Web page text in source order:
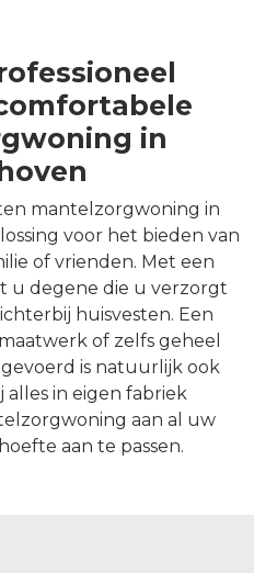
in
mantelzorgwoning in
voor het bieden van
of vrienden. Met een
u degene die u verzorgt
huisvesten. Een
of zelfs geheel
is natuurlijk ook
alles in eigen fabriek
aan al uw
aan te passen.